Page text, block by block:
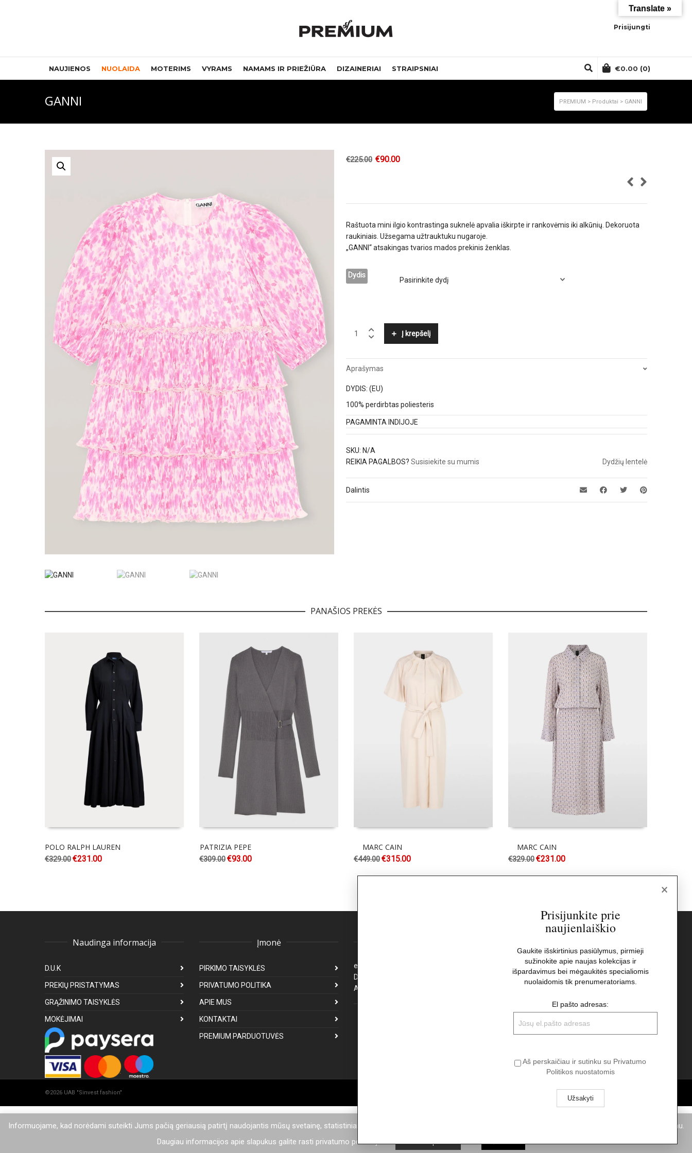
Prisijungti
NAUJIENOS NUOLAIDA MOTERIMS VYRAMS NAMAMS IR PRIEŽIŪRA DIZAINERIAI STRAIPSNIAI €0.00 (0)
GANNI PREMIUM > Produktai > GANNI
€225.00 €90.00
Raštuota mini ilgio kontrastinga suknelė apvalia iškirpte ir rankovėmis iki alkūnių. Dekoruota
raukiniais. Užsegama užtrauktuku nugaroje.
„GANNI“ atsakingas tvarios mados prekinis ženklas.
Dydis
quantity
Į krepšelį
Aprašymas
DYDIS: (EU)
100% perdirbtas poliesteris
PAGAMINTA INDIJOJE
SKU: N/A
REIKIA PAGALBOS? Susisiekite su mumis Dydžių lentelė
Dalintis
PANAŠIOS PREKĖS
POLO RALPH LAUREN
€329.00€231.00
PATRIZIA PEPE
€309.00€93.00
MARC CAIN
€449.00€315.00
MARC CAIN
€329.00€231.00
Naudinga informacija
D.U.K
PREKIŲ PRISTATYMAS
GRĄŽINIMO TAISYKLĖS
MOKĖJIMAI
Įmonė
PIRKIMO TAISYKLĖS
PRIVATUMO POLITIKA
APIE MUS
KONTAKTAI
PREMIUM PARDUOTUVĖS
eparduotuve@premiumfashion.lt
Darbo laikas: I-V 8:00-17:00
Atsakymas per 1-3 darbo dienas
El pašto adresas:
Aš perskaičiau ir sutinku su Privatumo
Politikos nuostatomis
©2026 UAB "Sinvest fashion"
Informuojame, kad norėdami suteikti Jums pačią geriausią patirtį naudojantis mūsų svetainę, statistiniais tikslais mes naudojame slapukus. Spausdami „Aš sutinku“ Jūs sutinkate su slapukų naudojimu.
Daugiau informacijos apie slapukus galite rasti privatumo politikoje.
Privatumo politika Aš sutinku
Translate »
×
Prisijunkite prie
naujienlaiškio
Gaukite išskirtinius pasiūlymus, pirmieji
sužinokite apie naujas kolekcijas ir
išpardavimus bei mėgaukitės specialiomis
nuolaidomis tik prenumeratoriams.
El pašto adresas:
Aš perskaičiau ir sutinku su Privatumo
Politikos nuostatomis